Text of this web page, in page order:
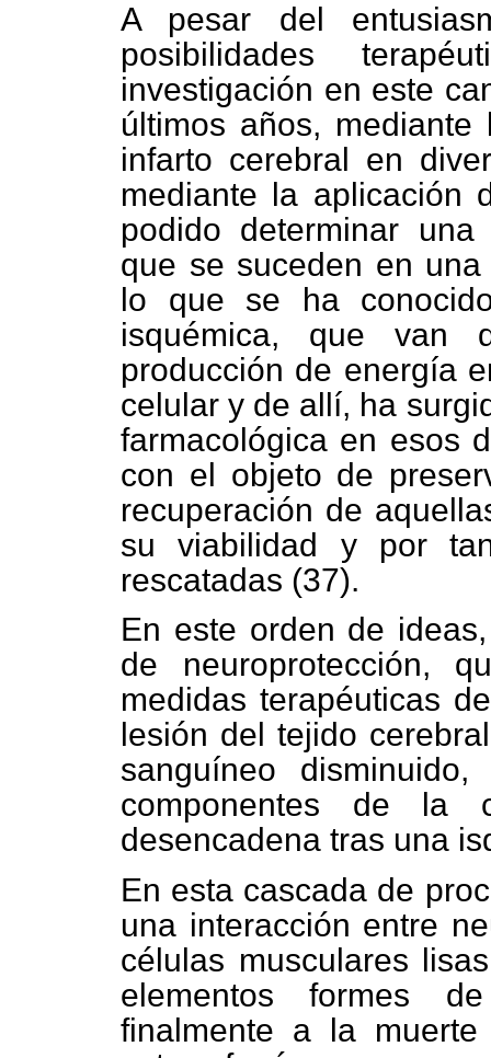
A pesar del
posibilidades
investigación en este
últimos años,
infarto cerebral en
mediante la aplicación
podido determinar
que se suceden en
lo que se ha
isquémica, que van
producción de energía
celular y de allí, ha
farmacológica en esos
con el objeto de
recuperación de
su viabilidad y por
rescatadas (37).
En este orden de
de neuroprotección,
medidas terapéuticas
lesión del tejido
sanguíneo
componentes de la
desencadena tras una
En esta cascada de
una interacción entre
células musculares
elementos formes
finalmente a la